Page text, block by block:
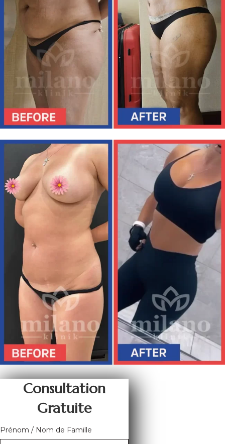
Consultation
Gratuite
Prénom / Nom de Famille